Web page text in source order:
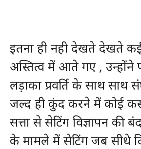
इतना ही नही देखते देखते
अस्तित्व में आते गए , उन्होंने
लड़ाका प्रवर्ति के साथ साथ
जल्द ही कुंद करने में कोई
सत्ता से सेटिंग विज्ञापन की
के मामले में सेटिंग जब सीधे